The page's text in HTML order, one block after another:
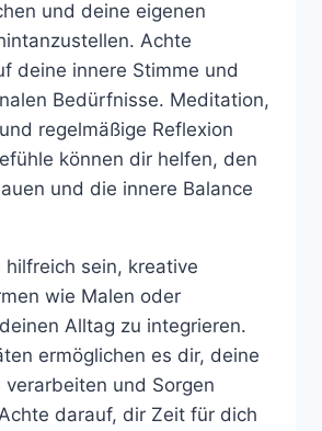
und deine eigenen
Achte
deine innere Stimme und
Bedürfnisse. Meditation,
regelmäßige Reflexion
können dir helfen, den
und die innere Balance
hilfreich sein, kreative
wie Malen oder
Alltag zu integrieren.
ermöglichen es dir, deine
verarbeiten und Sorgen
darauf, dir Zeit für dich